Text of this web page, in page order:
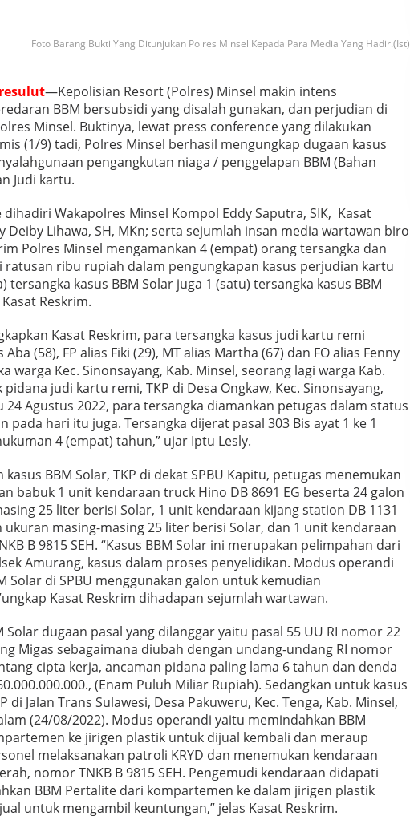
Foto Barang Bukti Yang Ditunjukan Polres Minsel Kepada Para Media Yang Hadir.(Ist)
—Kepolisian Resort (Polres) Minsel makin intens
BBM bersubsidi yang disalah gunakan, dan perjudian di
Minsel. Buktinya, lewat press conference yang dilakukan
(1/9) tadi, Polres Minsel berhasil mengungkap dugaan kasus
pengangkutan niaga / penggelapan BBM (Bahan
Judi kartu.
dihadiri Wakapolres Minsel Kompol Eddy Saputra, SIK, Kasat
Deiby Lihawa, SH, MKn; serta sejumlah insan media wartawan biro
Polres Minsel mengamankan 4 (empat) orang tersangka dan
ratusan ribu rupiah dalam pengungkapan kasus perjudian kartu
tersangka kasus BBM Solar juga 1 (satu) tersangka kasus BBM
Reskrim.
Kasat Reskrim, para tersangka kasus judi kartu remi
(58), FP alias Fiki (29), MT alias Martha (67) dan FO alias Fenny
warga Kec. Sinonsayang, Kab. Minsel, seorang lagi warga Kab.
pidana judi kartu remi, TKP di Desa Ongkaw, Kec. Sinonsayang,
24 Agustus 2022, para tersangka diamankan petugas dalam status
pada hari itu juga. Tersangka dijerat pasal 303 Bis ayat 1 ke 1
4 (empat) tahun,” ujar Iptu Lesly.
BBM Solar, TKP di dekat SPBU Kapitu, petugas menemukan
babuk 1 unit kendaraan truck Hino DB 8691 EG beserta 24 galon
25 liter berisi Solar, 1 unit kendaraan kijang station DB 1131
ukuran masing-masing 25 liter berisi Solar, dan 1 unit kendaraan
B 9815 SEH. “Kasus BBM Solar ini merupakan pelimpahan dari
Amurang, kasus dalam proses penyelidikan. Modus operandi
Solar di SPBU menggunakan galon untuk kemudian
Kasat Reskrim dihadapan sejumlah wartawan.
Solar dugaan pasal yang dilanggar yaitu pasal 55 UU RI nomor 22
Migas sebagaimana diubah dengan undang-undang RI nomor
cipta kerja, ancaman pidana paling lama 6 tahun dan denda
(Enam Puluh Miliar Rupiah). Sedangkan untuk kasus
di Jalan Trans Sulawesi, Desa Pakuweru, Kec. Tenga, Kab. Minsel,
(24/08/2022). Modus operandi yaitu memindahkan BBM
ke jirigen plastik untuk dijual kembali dan meraup
melaksanakan patroli KRYD dan menemukan kendaraan
nomor TNKB B 9815 SEH. Pengemudi kendaraan didapati
BBM Pertalite dari kompartemen ke dalam jirigen plastik
untuk mengambil keuntungan,” jelas Kasat Reskrim.